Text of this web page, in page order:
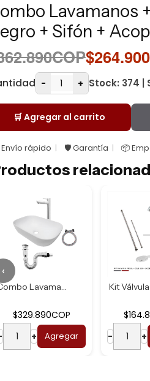
Lavamanos
+ Sifón +
- + Stock: 374 |
🛒 Agregar al carrito
Envío rápido 🛡️ Garantía 📦
Combo Lavamanos B...
$329.890COP
+ Agregar
Kit
−
+
‹